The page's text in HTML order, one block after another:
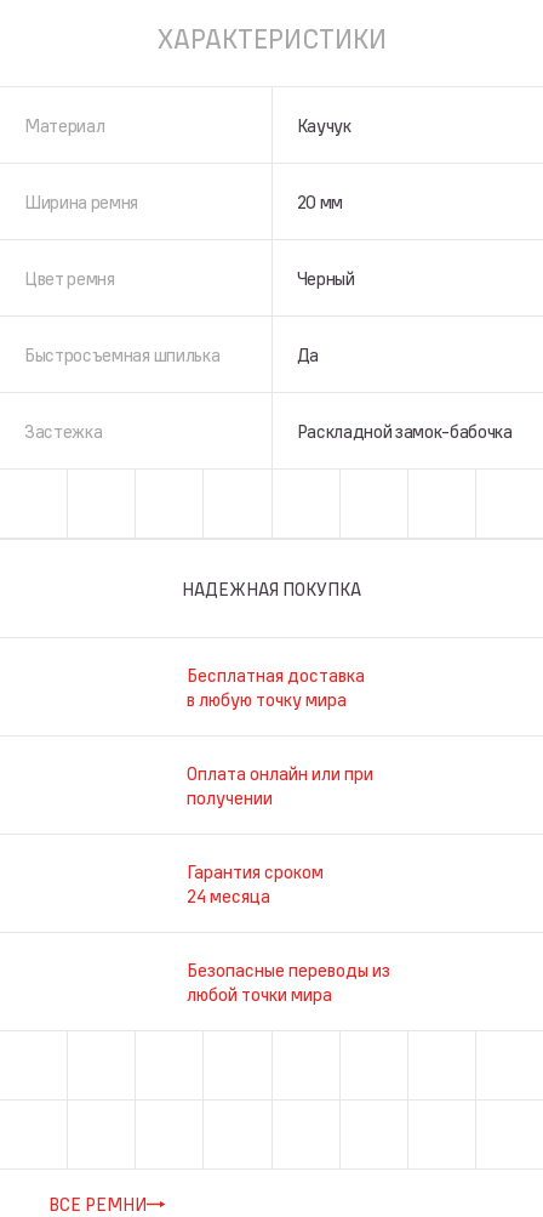
ХАРАКТЕРИСТИКИ
Материал Каучук
Ширина ремня 20 мм
Цвет ремня Черный
Быстросъемная шпилька Да
Застежка Раскладной замок-бабочка
НАДЕЖНАЯ ПОКУПКА
Бесплатная доставка
в любую точку мира
Оплата онлайн или при
получении
Гарантия сроком
24 месяца
Безопасные переводы из
любой точки мира
ВСЕ РЕМНИ